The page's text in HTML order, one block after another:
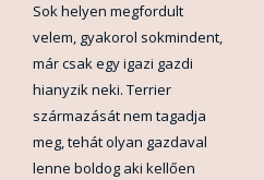
Sok helyen megfordult
velem, gyakorol sokmindent,
már csak egy igazi gazdi
hianyzik neki. Terrier
származását nem tagadja
meg, tehát olyan gazdaval
lenne boldog aki kellően